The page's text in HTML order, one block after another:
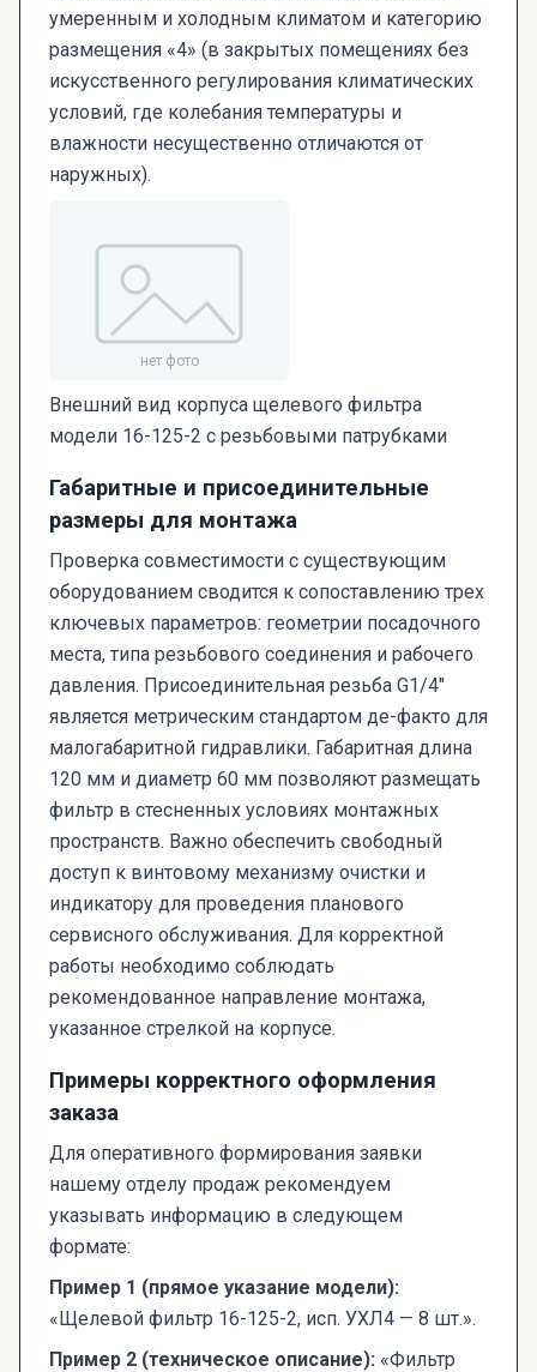
умеренным и холодным климатом и категорию
размещения «4» (в закрытых помещениях без
искусственного регулирования климатических
условий, где колебания температуры и
влажности несущественно отличаются от
наружных).
Внешний вид корпуса щелевого фильтра
модели 16-125-2 с резьбовыми патрубками
Габаритные и присоединительные
размеры для монтажа
Проверка совместимости с существующим
оборудованием сводится к сопоставлению трех
ключевых параметров: геометрии посадочного
места, типа резьбового соединения и рабочего
давления. Присоединительная резьба G1/4"
является метрическим стандартом де-факто для
малогабаритной гидравлики. Габаритная длина
120 мм и диаметр 60 мм позволяют размещать
фильтр в стесненных условиях монтажных
пространств. Важно обеспечить свободный
доступ к винтовому механизму очистки и
индикатору для проведения планового
сервисного обслуживания. Для корректной
работы необходимо соблюдать
рекомендованное направление монтажа,
указанное стрелкой на корпусе.
Примеры корректного оформления
заказа
Для оперативного формирования заявки
нашему отделу продаж рекомендуем
указывать информацию в следующем
формате:
Пример 1 (прямое указание модели):
«Щелевой фильтр 16-125-2, исп. УХЛ4 — 8 шт.».
Пример 2 (техническое описание): «Фильтр